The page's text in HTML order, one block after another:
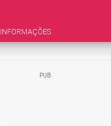
INFORMAÇÕES